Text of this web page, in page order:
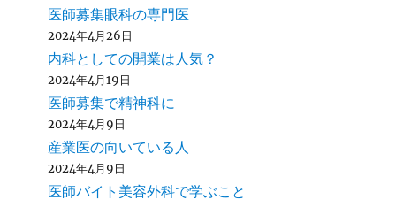
医師募集眼科の専門医
2024年4月26日
内科としての開業は人気？
2024年4月19日
医師募集で精神科に
2024年4月9日
産業医の向いている人
2024年4月9日
医師バイト美容外科で学ぶこと